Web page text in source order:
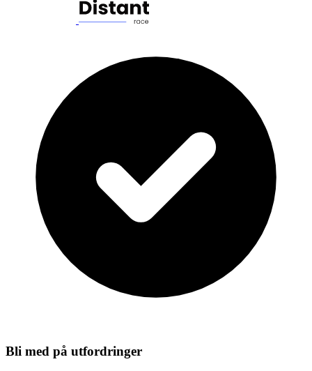
Bli med på utfordringer